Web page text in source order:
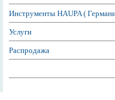
Инструменты HAUPA (
Услуги
Распродажа